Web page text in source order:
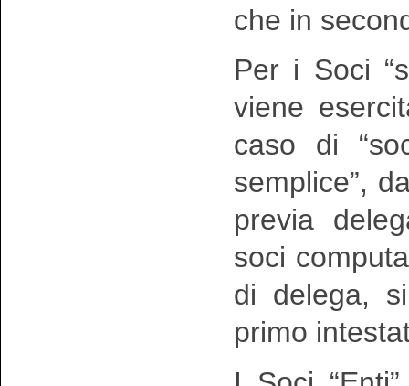
che in
Per i Soci
viene
caso di
semplice”,
previa
soci
di delega,
primo